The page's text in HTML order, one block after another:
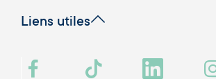
Liens utiles